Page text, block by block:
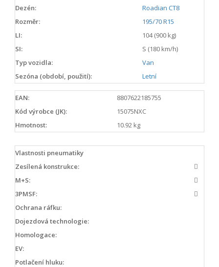
Dezén:
Roadian CT8
Rozměr:
195/70 R15
LI:
104 (900 kg)
SI:
S (180 km/h)
Typ vozidla:
Van
Sezóna (období, použití):
Letní
EAN:
8807622185755
Kód výrobce (JK):
15075NXC
Hmotnost:
10.92 kg
Vlastnosti pneumatiky
Zesílená konstrukce:
M+S:
3PMSF:
Ochrana ráfku:
Dojezdová technologie:
Homologace:
EV:
Potlačení hluku: